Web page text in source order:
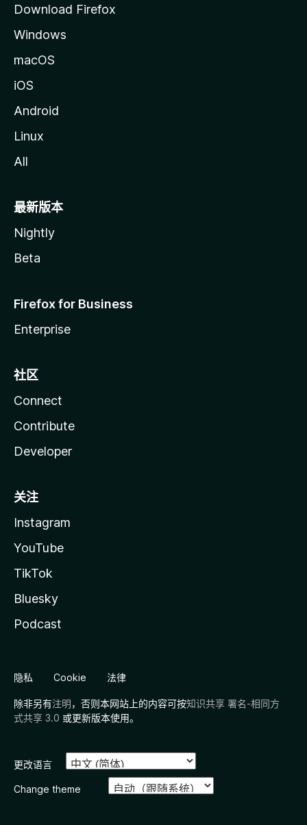
Download Firefox
Windows
macOS
iOS
Android
Linux
All
最新版本
Nightly
Beta
Firefox for Business
Enterprise
社区
Connect
Contribute
Developer
关注
Instagram
YouTube
TikTok
Bluesky
Podcast
隐私 Cookie 法律
除非另有注明，否则本网站上的内容可按知识共享 署名-相同方
式共享 3.0 或更新版本使用。
更改语言
Change theme